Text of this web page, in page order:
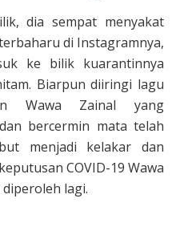
dia sempat menyakat
di Instagramnya,
ke bilik kuarantinnya
Biarpun diiringi lagu
Wawa Zainal yang
bercermin mata telah
menjadi kelakar dan
COVID-19 Wawa
lagi.